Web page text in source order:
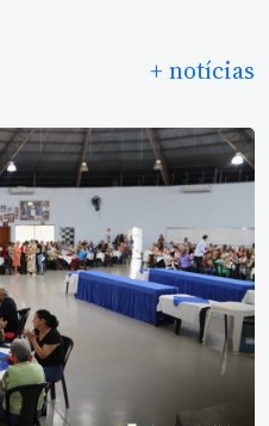
+ notícias